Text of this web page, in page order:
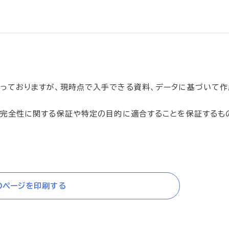
おりますが、現時点で入手できる資料、データに基づいて作
全性に関する保証や特定の目的に適合することを保証するも
ページを印刷する